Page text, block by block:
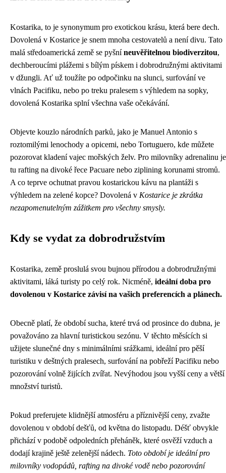
Kostarika, to je synonymum pro exotickou krásu, která bere dech.
Dovolená v Kostarice je snem mnoha cestovatelů a není divu. Tato
malá středoamerická země se pyšníneuvěřitelnou biodiverzitou,
dechberoucími plážemi s bílým pískem i dobrodružnými aktivitami
v džungli. Ať už toužíte po odpočinku na slunci, surfování ve
vlnách Pacifiku, nebo po treku pralesem s výhledem na sopky,
dovolená Kostarika splní všechna vaše očekávání.
Objevte kouzlo národních parků, jako je Manuel Antonio s
roztomilými lenochody a opicemi, nebo Tortuguero, kde můžete
pozorovat kladení vajec mořských želv. Pro milovníky adrenalinu je
tu rafting na divoké řece Pacuare nebo ziplining korunami stromů.
A co teprve ochutnat pravou kostarickou kávu na plantáži s
výhledem na zelené kopce? Dovolená v Kostarice je zkrátka
nezapomenutelným zážitkem pro všechny smysly.
Kdy se vydat za dobrodružstvím
Kostarika, země proslulá svou bujnou přírodou a dobrodružnými
aktivitami, láká turisty po celý rok. Nicméně, ideální doba pro
dovolenou v Kostarice závisí na vašich preferencích a plánech.
Obecně platí, že období sucha, které trvá od prosince do dubna, je
považováno za hlavní turistickou sezónu. V těchto měsících si
užijete slunečné dny s minimálními srážkami, ideální pro pěší
turistiku v deštných pralesech, surfování na pobřeží Pacifiku nebo
pozorování volně žijících zvířat. Nevýhodou jsou vyšší ceny a větší
množství turistů.
Pokud preferujete klidnější atmosféru a příznivější ceny, zvažte
dovolenou v období dešťů, od května do listopadu. Déšť obvykle
přichází v podobě odpoledních přeháněk, které osvěží vzduch a
dodají krajině ještě zelenější nádech. Toto období je ideální pro
milovníky vodopádů, rafting na divoké vodě nebo pozorování